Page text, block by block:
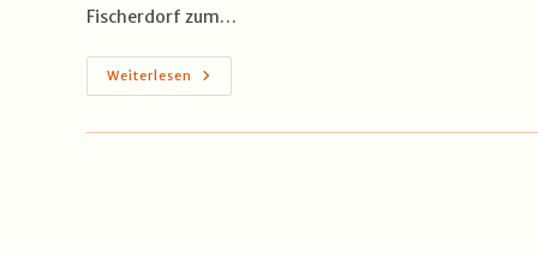
Fischerdorf zum…
Weiterlesen Singapur
–
Knotenpunkt